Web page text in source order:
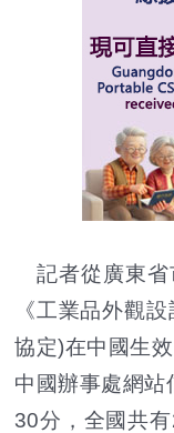
記者從廣東省
《工業品外觀
協定)在中國生
中國辦事處網
30分，全國共